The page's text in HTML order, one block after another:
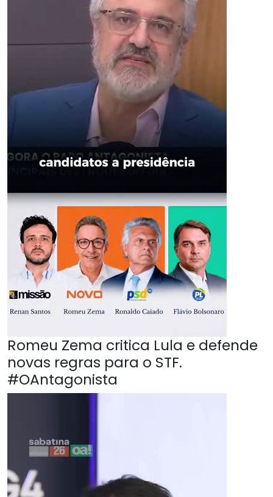
Romeu Zema critica Lula e defende
novas regras para o STF.
#OAntagonista